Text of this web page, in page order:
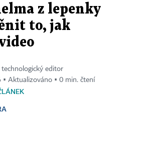
z lepenky
to, jak
technologický editor
▪ Aktualizováno ▪ 0 min. čtení